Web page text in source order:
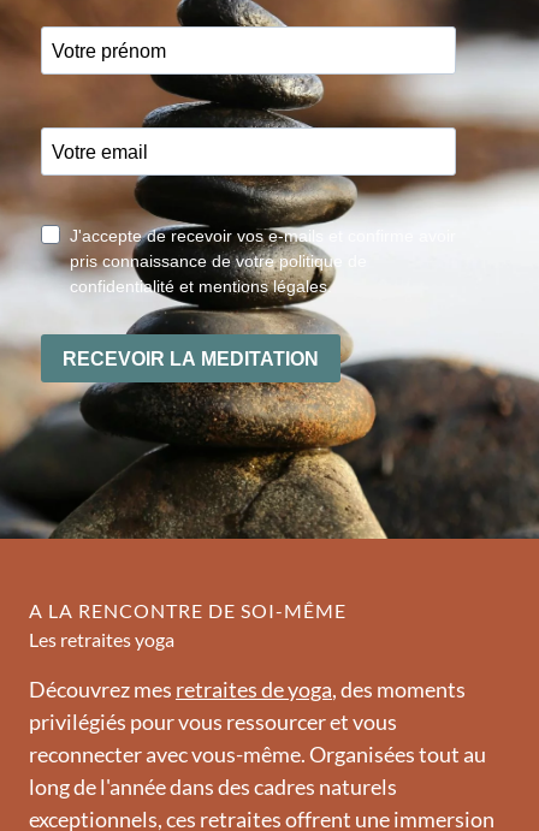
A LA RENCONTRE DE SOI-MÊME
Les retraites yoga
Découvrez mes retraites de yoga, des moments
privilégiés pour vous ressourcer et vous
reconnecter avec vous-même. Organisées tout au
long de l'année dans des cadres naturels
exceptionnels, ces retraites offrent une immersion